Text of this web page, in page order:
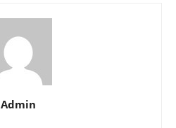
Admin